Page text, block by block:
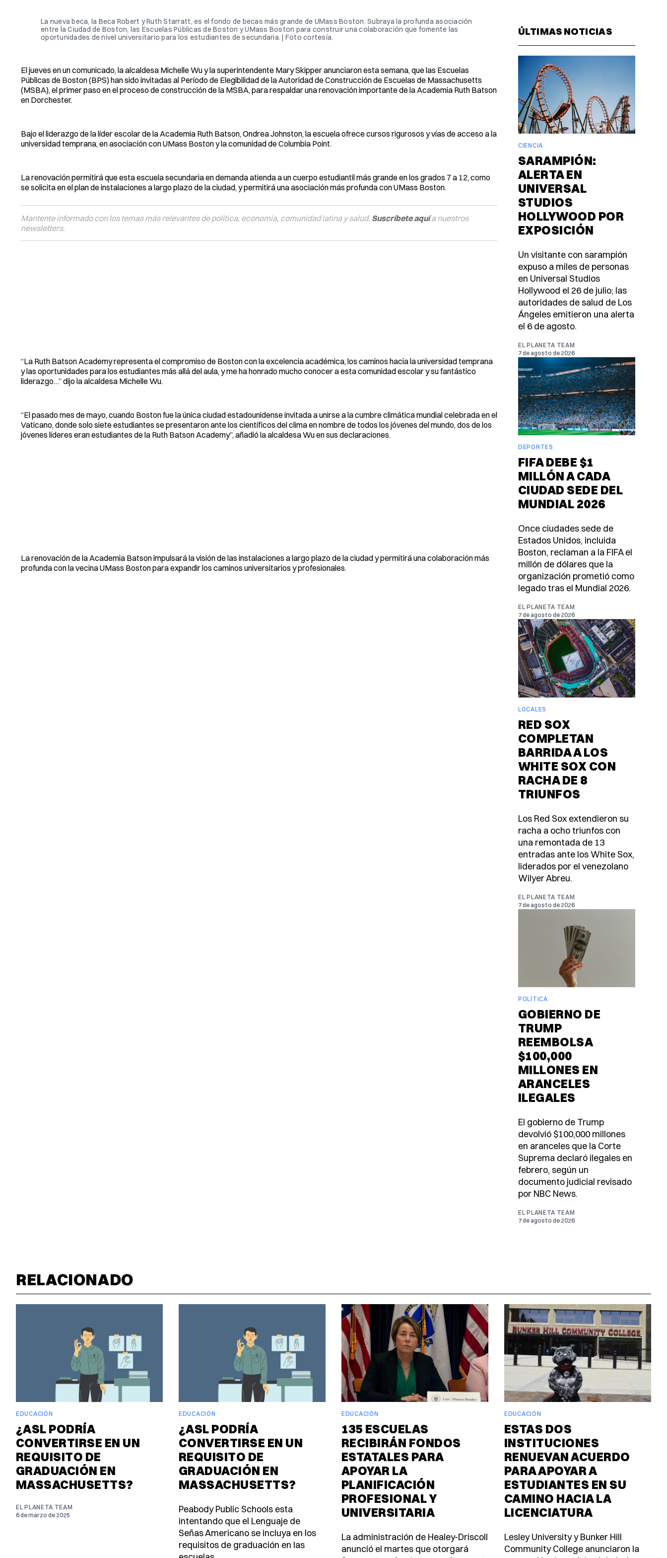
La nueva beca, la Beca Robert y Ruth Starratt, es el fondo de becas más grande de UMass Boston. Subraya la profunda asociación
entre la Ciudad de Boston, las Escuelas Públicas de Boston y UMass Boston para construir una colaboración que fomente las
oportunidades de nivel universitario para los estudiantes de secundaria. | Foto cortesía.
El jueves en un comunicado, la alcaldesa Michelle Wu y la superintendente Mary Skipper anunciaron esta semana, que las Escuelas
Públicas de Boston (BPS) han sido invitadas al Período de Elegibilidad de la Autoridad de Construcción de Escuelas de Massachusetts
(MSBA), el primer paso en el proceso de construcción de la MSBA, para respaldar una renovación importante de la Academia Ruth Batson
en Dorchester.
Bajo el liderazgo de la líder escolar de la Academia Ruth Batson, Ondrea Johnston, la escuela ofrece cursos rigurosos y vías de acceso a la
universidad temprana, en asociación con UMass Boston y la comunidad de Columbia Point.
La renovación permitirá que esta escuela secundaria en demanda atienda a un cuerpo estudiantil más grande en los grados 7 a 12, como
se solicita en el plan de instalaciones a largo plazo de la ciudad, y permitirá una asociación más profunda con UMass Boston.
Mantente informado con los temas más relevantes de política, economía, comunidad latina y salud. Suscríbete aquía nuestros
newsletters.
“La Ruth Batson Academy representa el compromiso de Boston con la excelencia académica, los caminos hacia la universidad temprana
y las oportunidades para los estudiantes más allá del aula, y me ha honrado mucho conocer a esta comunidad escolar y su fantástico
liderazgo…” dijo la alcaldesa Michelle Wu.
“El pasado mes de mayo, cuando Boston fue la única ciudad estadounidense invitada a unirse a la cumbre climática mundial celebrada en el
Vaticano, donde solo siete estudiantes se presentaron ante los científicos del clima en nombre de todos los jóvenes del mundo, dos de los
jóvenes líderes eran estudiantes de la Ruth Batson Academy”, añadió la alcaldesa Wu en sus declaraciones.
La renovación de la Academia Batson impulsará la visión de las instalaciones a largo plazo de la ciudad y permitirá una colaboración más
profunda con la vecina UMass Boston para expandir los caminos universitarios y profesionales.
ÚLTIMAS NOTICIAS
CIENCIA
SARAMPIÓN:
ALERTA EN
UNIVERSAL
STUDIOS
HOLLYWOOD POR
EXPOSICIÓN
Un visitante con sarampión
expuso a miles de personas
en Universal Studios
Hollywood el 26 de julio; las
autoridades de salud de Los
Ángeles emitieron una alerta
el 6 de agosto.
EL PLANETA TEAM
7 de agosto de 2026
DEPORTES
FIFA DEBE $1
MILLÓN A CADA
CIUDAD SEDE DEL
MUNDIAL 2026
Once ciudades sede de
Estados Unidos, incluida
Boston, reclaman a la FIFA el
millón de dólares que la
organización prometió como
legado tras el Mundial 2026.
EL PLANETA TEAM
7 de agosto de 2026
LOCALES
RED SOX
COMPLETAN
BARRIDA A LOS
WHITE SOX CON
RACHA DE 8
TRIUNFOS
Los Red Sox extendieron su
racha a ocho triunfos con
una remontada de 13
entradas ante los White Sox,
liderados por el venezolano
Wilyer Abreu.
EL PLANETA TEAM
7 de agosto de 2026
POLÍTICA
GOBIERNO DE
TRUMP
REEMBOLSA
$100,000
MILLONES EN
ARANCELES
ILEGALES
El gobierno de Trump
devolvió $100,000 millones
en aranceles que la Corte
Suprema declaró ilegales en
febrero, según un
documento judicial revisado
por NBC News.
EL PLANETA TEAM
7 de agosto de 2026
RELACIONADO
EDUCACIÓN
¿ASL PODRÍA
CONVERTIRSE EN UN
REQUISITO DE
GRADUACIÓN EN
MASSACHUSETTS?
EL PLANETA TEAM
6 de marzo de 2025
EDUCACIÓN
¿ASL PODRÍA
CONVERTIRSE EN UN
REQUISITO DE
GRADUACIÓN EN
MASSACHUSETTS?
Peabody Public Schools esta
intentando que el Lenguaje de
Señas Americano se incluya en los
requisitos de graduación en las
EDUCACIÓN
135 ESCUELAS
RECIBIRÁN FONDOS
ESTATALES PARA
APOYAR LA
PLANIFICACIÓN
PROFESIONAL Y
UNIVERSITARIA
La administración de Healey-Driscoll
anunció el martes que otorgará
EDUCACIÓN
ESTAS DOS
INSTITUCIONES
RENUEVAN ACUERDO
PARA APOYAR A
ESTUDIANTES EN SU
CAMINO HACIA LA
LICENCIATURA
Lesley University y Bunker Hill
Community College anunciaron la